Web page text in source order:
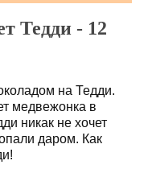
Тедди - 12
на Тедди.
медвежонка в
никак не хочет
даром. Как